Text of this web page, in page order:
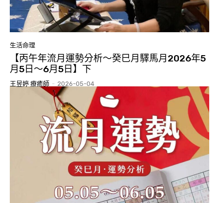
生活命理
【丙午年流月運勢分析～癸巳月驛馬月2026年5
月5日～6月5日】下
王昱婷 療癒師 - 2026-05-04